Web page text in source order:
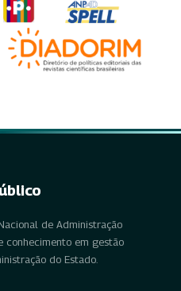
de Administração
conhecimento em gestão
do Estado.